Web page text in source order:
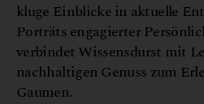
kluge Einblicke in aktuelle
Porträts engagierter
verbindet Wissensdurst mit
nachhaltigen Genuss zum
Gaumen.